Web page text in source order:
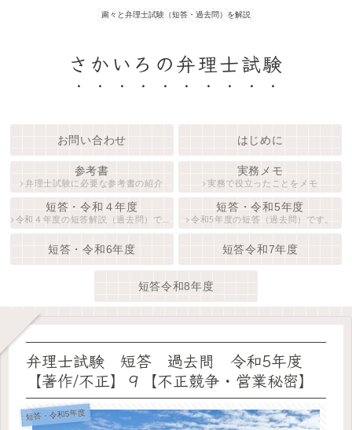
粛々と弁理士試験（短答・過去問）を解説
さかいろの弁理士試験
お問い合わせ はじめに
参考書
弁理士試験に必要な参考書の紹介
実務メモ
実務で役立ったことをメモ
短答・令和４年度
令和４年度の短答解説（過去問）です。
短答・令和5年度
令和5年度の短答（過去問）です。
短答・令和6年度 短答令和7年度
短答令和8年度
弁理士試験 短答 過去問 令和5年度
【著作/不正】９【不正競争・営業秘密】
短答・令和5年度